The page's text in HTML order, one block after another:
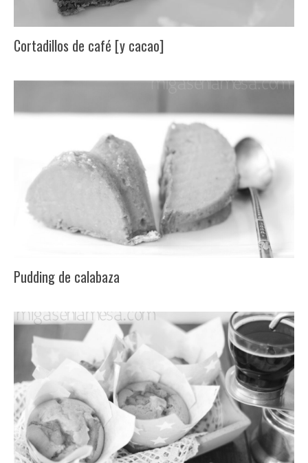
Cortadillos de café [y cacao]
Pudding de calabaza